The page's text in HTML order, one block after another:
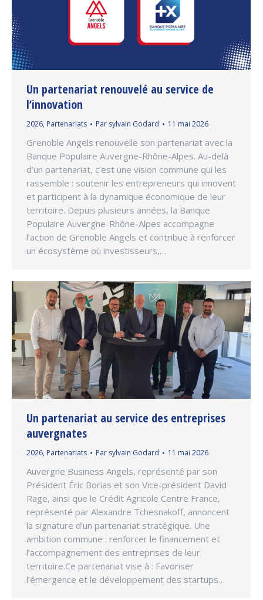
Un partenariat renouvelé au service de
l’innovation
2026, Partenariats Par sylvain Godard 11 mai 2026
Grenoble Angels renouvelle son partenariat avec la
Banque Populaire Auvergne-Rhône-Alpes. Au-delà
d’un partenariat, c’est une vision commune qui les
rassemble : soutenir les entrepreneurs qui innovent
et participent à la dynamique économique de leur
territoire. Depuis plusieurs années, la Banque
Populaire Auvergne-Rhône-Alpes accompagne
l’action de Grenoble Angels et contribue à renforcer
un écosystème où investisseurs,…
Un partenariat au service des entreprises
auvergnates
2026, Partenariats Par sylvain Godard 11 mai 2026
Auvergne Business Angels, représenté par son
Président Éric Borias et son Vice-président David
Rage, ainsi que le Crédit Agricole Centre France,
représenté par Alexandre Tchesnakoff, annoncent
la signature d’un partenariat stratégique. Une
ambition commune : renforcer le financement et
l’accompagnement des entreprises de leur
territoire.Ce partenariat vise à : Favoriser
l’émergence et le développement des startups…